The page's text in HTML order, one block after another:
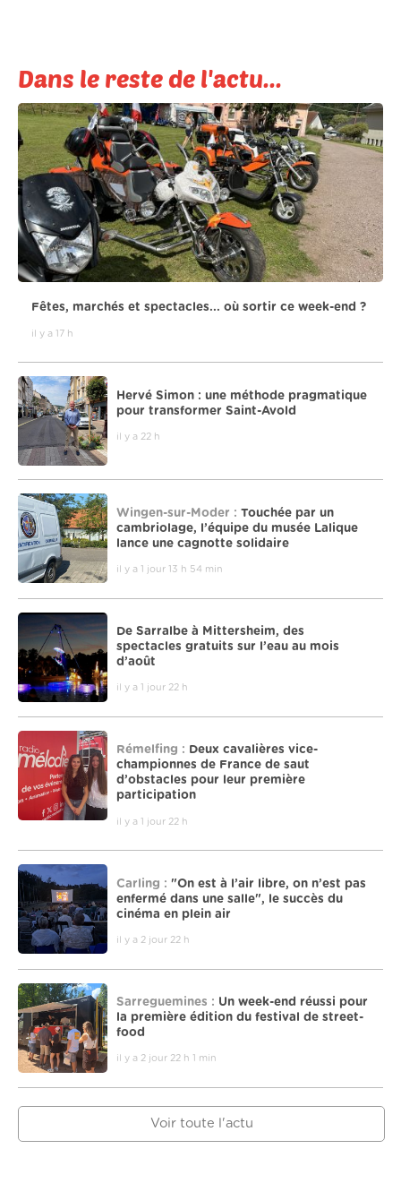
Dans le reste de l'actu...
Fêtes, marchés et spectacles... où sortir ce week-end ?
il y a 17 h
Hervé Simon : une méthode pragmatique
pour transformer Saint-Avold
il y a 22 h
Wingen-sur-Moder : Touchée par un
cambriolage, l’équipe du musée Lalique
lance une cagnotte solidaire
il y a 1 jour 13 h 54 min
De Sarralbe à Mittersheim, des
spectacles gratuits sur l’eau au mois
d’août
il y a 1 jour 22 h
Rémelfing : Deux cavalières vice-
championnes de France de saut
d’obstacles pour leur première
participation
il y a 1 jour 22 h
Carling : "On est à l’air libre, on n’est pas
enfermé dans une salle", le succès du
cinéma en plein air
il y a 2 jour 22 h
Sarreguemines : Un week-end réussi pour
la première édition du festival de street-
food
il y a 2 jour 22 h 1 min
Voir toute l'actu